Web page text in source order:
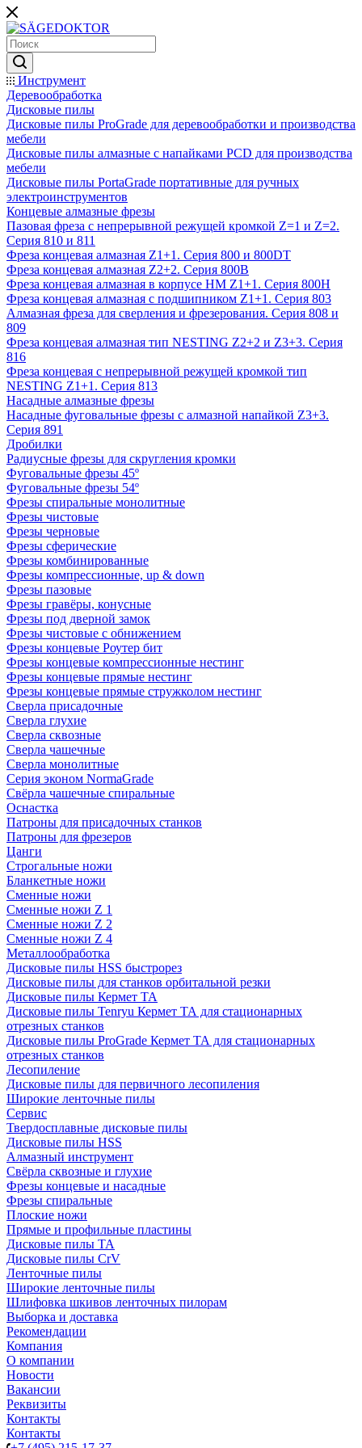
Инструмент
Деревообработка
Дисковые пилы
Дисковые пилы ProGrade для деревообработки и производства
мебели
Дисковые пилы алмазные с напайками PCD для производства
мебели
Дисковые пилы PortaGrade портативные для ручных
электроинструментов
Концевые алмазные фрезы
Пазовая фреза с непрерывной режущей кромкой Z=1 и Z=2.
Серия 810 и 811
Фреза концевая алмазная Z1+1. Серия 800 и 800DT
Фреза концевая алмазная Z2+2. Серия 800B
Фреза концевая алмазная в корпусе НМ Z1+1. Серия 800H
Фреза концевая алмазная с подшипником Z1+1. Серия 803
Алмазная фреза для сверления и фрезерования. Серия 808 и
809
Фреза концевая алмазная тип NESTING Z2+2 и Z3+3. Серия
816
Фреза концевая с непрерывной режущей кромкой тип
NESTING Z1+1. Серия 813
Насадные алмазные фрезы
Насадные фуговальные фрезы с алмазной напайкой Z3+3.
Серия 891
Дробилки
Радиусные фрезы для скругления кромки
Фуговальные фрезы 45º
Фуговальные фрезы 54º
Фрезы спиральные монолитные
Фрезы чистовые
Фрезы черновые
Фрезы сферические
Фрезы комбинированные
Фрезы компрессионные, up & down
Фрезы пазовые
Фрезы гравёры, конусные
Фрезы под дверной замок
Фрезы чистовые с обнижением
Фрезы концевые Роутер бит
Фрезы концевые компрессионные нестинг
Фрезы концевые прямые нестинг
Фрезы концевые прямые стружколом нестинг
Сверла присадочные
Сверла глухие
Сверла сквозные
Сверла чашечные
Сверла монолитные
Серия эконом NormaGrade
Свёрла чашечные спиральные
Оснастка
Патроны для присадочных станков
Патроны для фрезеров
Цанги
Строгальные ножи
Бланкетные ножи
Сменные ножи
Сменные ножи Z 1
Сменные ножи Z 2
Сменные ножи Z 4
Металлообработка
Дисковые пилы HSS быстрорез
Дисковые пилы для станков орбитальной резки
Дисковые пилы Кермет ТА
Дисковые пилы Tenryu Кермет ТА для стационарных
отрезных станков
Дисковые пилы ProGrade Кермет ТА для стационарных
отрезных станков
Лесопиление
Дисковые пилы для первичного лесопиления
Широкие ленточные пилы
Сервис
Твердосплавные дисковые пилы
Дисковые пилы HSS
Алмазный инструмент
Свёрла сквозные и глухие
Фрезы концевые и насадные
Фрезы спиральные
Плоские ножи
Прямые и профильные пластины
Дисковые пилы TA
Дисковые пилы CrV
Ленточные пилы
Широкие ленточные пилы
Шлифовка шкивов ленточных пилорам
Выборка и доставка
Рекомендации
Компания
О компании
Новости
Вакансии
Реквизиты
Контакты
Контакты